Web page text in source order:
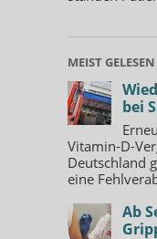
MEIST GELESEN
bei
Vitamin-D-
Deutschland
eine
Ab